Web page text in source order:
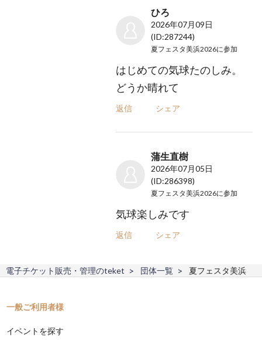
ひろ
2026年07月09日
(ID:287244)
夏フェスタ美浜2026に参加
はじめての気球たのしみ。
どうか晴れて
返信 シェア
蒲生直樹
2026年07月05日
(ID:286398)
夏フェスタ美浜2026に参加
気球楽しみです
返信 シェア
電子チケット販売・管理のteket 団体一覧 夏フェスタ美浜
一般ご利用者様
イベントを探す